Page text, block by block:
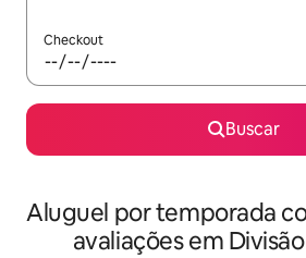
Checkout
Buscar
Aluguel por temporada
avaliações em